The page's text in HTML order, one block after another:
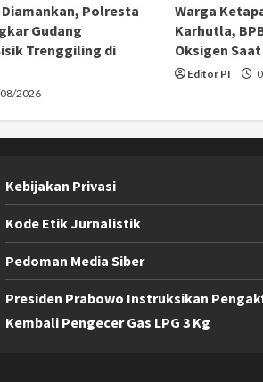
Polresta
Gudang
Trenggiling di
2026
Warga
Karhutla,
Oksigen
Editor PI
Kebijakan Privasi
Kode Etik Jurnalistik
Pedoman Media Siber
Presiden Prabowo Instruksikan
Kembali Pengecer Gas LPG 3 Kg